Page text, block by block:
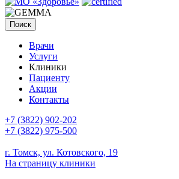
Поиск
Врачи
Услуги
Клиники
Пациенту
Акции
Контакты
+7 (3822) 902-202
+7 (3822) 975-500
г. Томск, ул. Котовского, 19
На страницу клиники